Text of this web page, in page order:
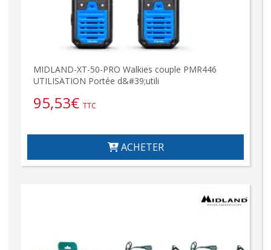
MIDLAND-XT-50-PRO Walkies couple PMR446
UTILISATION Portée d&#39;utili
95,53€ TTC
ACHETER